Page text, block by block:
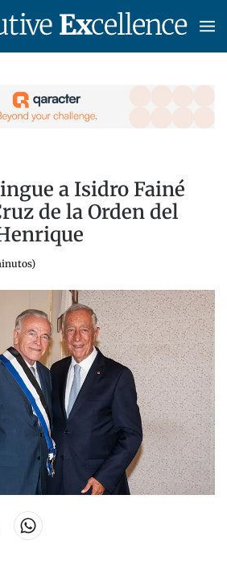
a Isidro Fainé
de la Orden del